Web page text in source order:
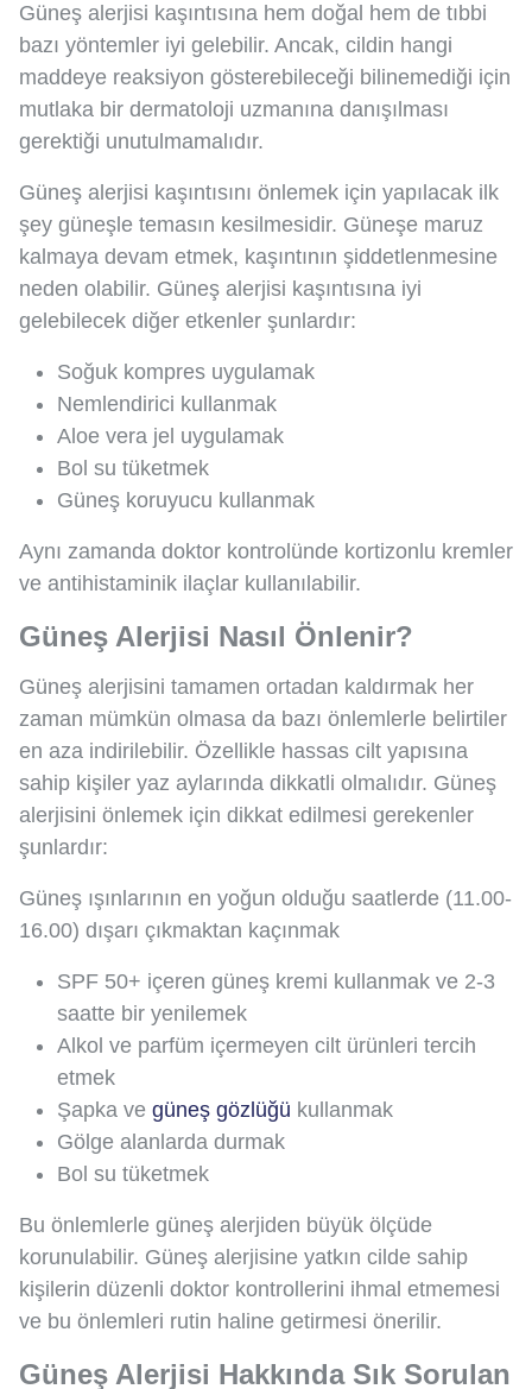
Güneş alerjisi kaşıntısına hem doğal hem de tıbbi
bazı yöntemler iyi gelebilir. Ancak, cildin hangi
maddeye reaksiyon gösterebileceği bilinemediği için
mutlaka bir dermatoloji uzmanına danışılması
gerektiği unutulmamalıdır.
Güneş alerjisi kaşıntısını önlemek için yapılacak ilk
şey güneşle temasın kesilmesidir. Güneşe maruz
kalmaya devam etmek, kaşıntının şiddetlenmesine
neden olabilir. Güneş alerjisi kaşıntısına iyi
gelebilecek diğer etkenler şunlardır:
Soğuk kompres uygulamak
Nemlendirici kullanmak
Aloe vera jel uygulamak
Bol su tüketmek
Güneş koruyucu kullanmak
Aynı zamanda doktor kontrolünde kortizonlu kremler
ve antihistaminik ilaçlar kullanılabilir.
Güneş Alerjisi Nasıl Önlenir?
Güneş alerjisini tamamen ortadan kaldırmak her
zaman mümkün olmasa da bazı önlemlerle belirtiler
en aza indirilebilir. Özellikle hassas cilt yapısına
sahip kişiler yaz aylarında dikkatli olmalıdır. Güneş
alerjisini önlemek için dikkat edilmesi gerekenler
şunlardır:
Güneş ışınlarının en yoğun olduğu saatlerde (11.00-
16.00) dışarı çıkmaktan kaçınmak
SPF 50+ içeren güneş kremi kullanmak ve 2-3
saatte bir yenilemek
Alkol ve parfüm içermeyen cilt ürünleri tercih
etmek
Şapka ve güneş gözlüğü kullanmak
Gölge alanlarda durmak
Bol su tüketmek
Bu önlemlerle güneş alerjiden büyük ölçüde
korunulabilir. Güneş alerjisine yatkın cilde sahip
kişilerin düzenli doktor kontrollerini ihmal etmemesi
ve bu önlemleri rutin haline getirmesi önerilir.
Güneş Alerjisi Hakkında Sık Sorulan